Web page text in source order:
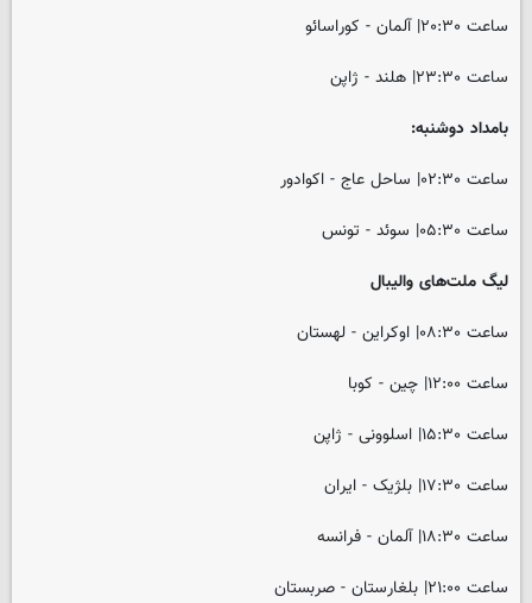
ساعت ۲۰:۳۰| آلمان - کوراسائو
ساعت ۲۳:۳۰| هلند - ژاپن
بامداد دوشنبه:
ساعت ۰۲:۳۰| ساحل عاج - اکوادور
ساعت ۰۵:۳۰| سوئد - تونس
لیگ ملت‌های والیبال
ساعت ۰۸:۳۰| اوکراین - لهستان
ساعت ۱۲:۰۰| چین - کوبا
ساعت ۱۵:۳۰| اسلوونی - ژاپن
ساعت ۱۷:۳۰| بلژیک - ایران
ساعت ۱۸:۳۰| آلمان - فرانسه
ساعت ۲۱:۰۰| بلغارستان - صربستان